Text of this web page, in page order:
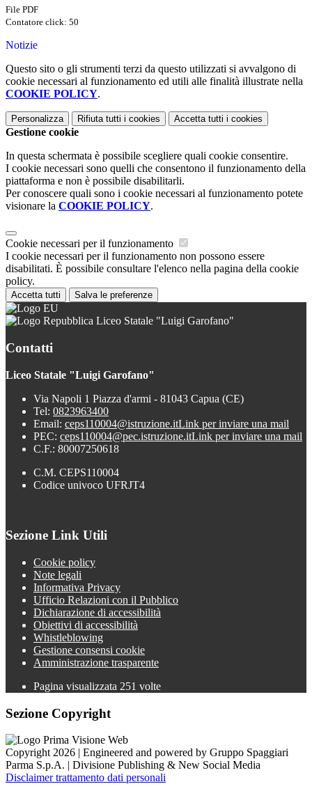
File PDF
Contatore click: 50
Notizie
Questo sito o gli strumenti terzi da questo utilizzati si avvalgono di
cookie necessari al funzionamento ed utili alle finalità illustrate nella
COOKIE POLICY.
Personalizza Rifiuta tutti i cookies Accetta tutti i cookies
Gestione cookie
In questa schermata è possibile scegliere quali cookie consentire.
I cookie necessari sono quelli che consentono il funzionamento della
piattaforma e non è possibile disabilitarli.
Per conoscere quali sono i cookie necessari al funzionamento potete
visionare la COOKIE POLICY.
Cookie necessari per il funzionamento
I cookie necessari per il funzionamento non possono essere
disabilitati. È possibile consultare l'elenco nella pagina della cookie
policy.
Accetta tutti Salva le preferenze
Liceo Statale "Luigi Garofano"
Contatti
Liceo Statale "Luigi Garofano"
Via Napoli 1 Piazza d'armi - 81043 Capua (CE)
Tel: 0823963400
Email: ceps110004@istruzione.itLink per inviare una mail
PEC: ceps110004@pec.istruzione.itLink per inviare una mail
C.F.: 80007250618
C.M. CEPS110004
Codice univoco UFRJT4
Sezione Link Utili
Cookie policy
Note legali
Informativa Privacy
Ufficio Relazioni con il Pubblico
Dichiarazione di accessibilità
Obiettivi di accessibilità
Whistleblowing
Gestione consensi cookie
Amministrazione trasparente
Pagina visualizzata 251 volte
Sezione Copyright
Copyright 2026 | Engineered and powered by Gruppo Spaggiari
Parma S.p.A. | Divisione Publishing & New Social Media
Disclaimer trattamento dati personali